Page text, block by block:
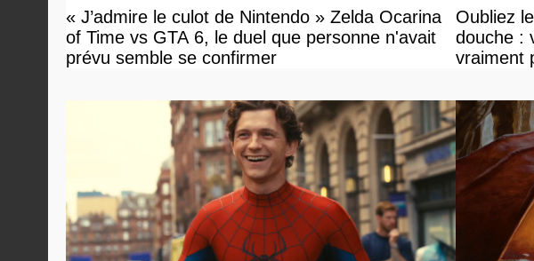
« J’admire le culot de Nintendo » Zelda Ocarina
of Time vs GTA 6, le duel que personne n'avait
prévu semble se confirmer
Oubliez
douche :
vraiment